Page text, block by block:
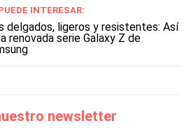
INTERESAR:
delgados, ligeros y resistentes: Así
renovada serie Galaxy Z de
newsletter